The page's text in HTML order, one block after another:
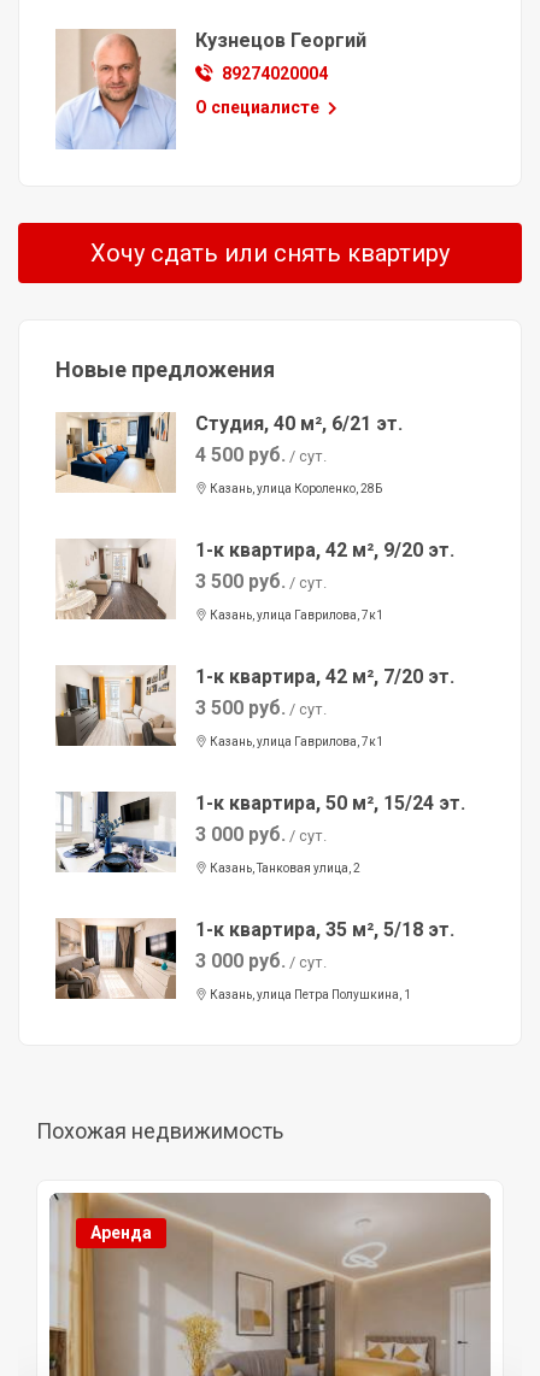
Кузнецов Георгий
89274020004
О специалисте
Хочу сдать или снять квартиру
Новые предложения
Студия, 40 м², 6/21 эт.
4 500 руб. / сут.
Казань, улица Короленко, 28Б
1-к квартира, 42 м², 9/20 эт.
3 500 руб. / сут.
Казань, улица Гаврилова, 7к1
1-к квартира, 42 м², 7/20 эт.
3 500 руб. / сут.
Казань, улица Гаврилова, 7к1
1-к квартира, 50 м², 15/24 эт.
3 000 руб. / сут.
Казань, Танковая улица, 2
1-к квартира, 35 м², 5/18 эт.
3 000 руб. / сут.
Казань, улица Петра Полушкина, 1
Похожая недвижимость
Аренда